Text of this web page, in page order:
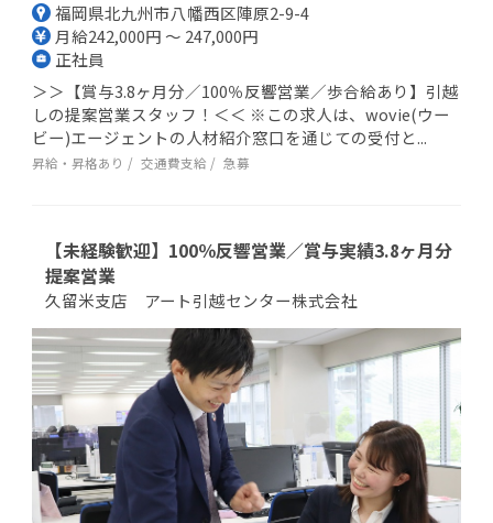
福岡県北九州市八幡西区陣原2-9-4
月給242,000円 ～ 247,000円
正社員
＞＞【賞与3.8ヶ月分／100％反響営業／歩合給あり】引越
しの提案営業スタッフ！＜＜ ※この求人は、wovie(ウー
ビー)エージェントの人材紹介窓口を通じての受付と...
昇給・昇格あり 交通費支給 急募
【未経験歓迎】100％反響営業／賞与実績3.8ヶ月分
提案営業
久留米支店 アート引越センター株式会社